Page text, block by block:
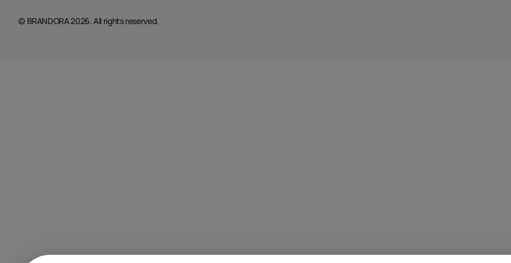
© BRANDORA 2026. All rights reserved.